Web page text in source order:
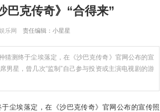
巴克传奇》“合得来”
乐网 责任编辑：小星星
猜测终于尘埃落定，在《沙巴克传奇》官网公布的宣
星，曾几次“监制”自己参与投资或主演电视剧的游
埃落定，在《沙巴克传奇》官网公布的宣传照